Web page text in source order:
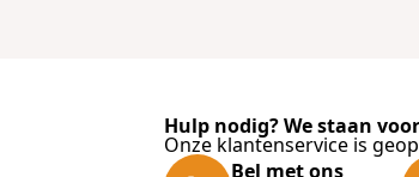
Hulp nodig? We staan
Onze klantenservice is
Bel met ons